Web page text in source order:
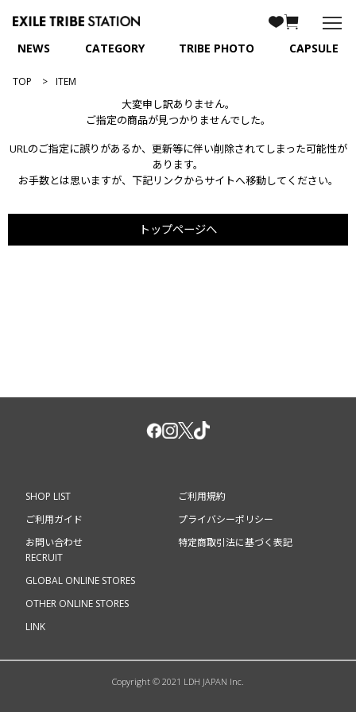
NEWS CATEGORY TRIBE PHOTO CAPSULE
TOP ITEM
大変申し訳ありません。
ご指定の商品が見つかりませんでした。
URLのご指定に誤りがあるか、更新等に伴い削除されてしまった可能性が
あります。
お手数とは思いますが、下記リンクからサイトへ移動してください。
トップページへ
SHOP LIST
ご利用ガイド
お問い合わせ
ご利用規約
プライバシーポリシー
特定商取引法に基づく表記
RECRUIT
GLOBAL ONLINE STORES
OTHER ONLINE STORES
LINK
Copyright © 2021 LDH JAPAN Inc.